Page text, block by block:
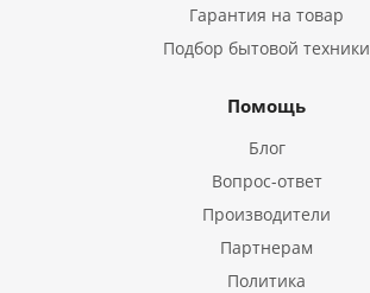
Гарантия на товар
Подбор бытовой техники
Помощь
Блог
Вопрос-ответ
Производители
Партнерам
Политика